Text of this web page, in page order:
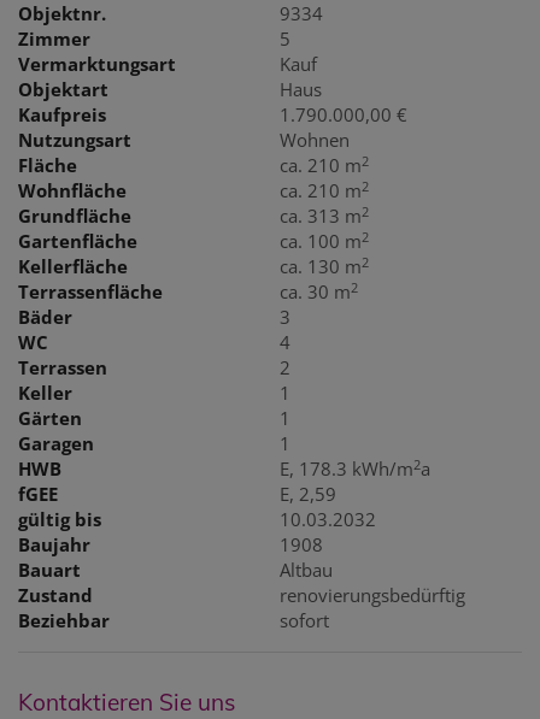
Objektnr.
9334
Zimmer
5
Vermarktungsart
Kauf
Objektart
Haus
Kaufpreis
1.790.000,00 €
Nutzungsart
Wohnen
Fläche
ca. 210 m2
Wohnfläche ca. 210 m2
Grundfläche ca. 313 m2
Gartenfläche ca. 100 m2
Kellerfläche ca. 130 m2
Terrassenfläche ca. 30 m2
Bäder
3
WC
4
Terrassen
2
Keller
1
Gärten
1
Garagen
1
HWB
E, 178.3 kWh/m2a
fGEE
E, 2,59
gültig bis
10.03.2032
Baujahr
1908
Bauart
Altbau
Zustand
renovierungsbedürftig
Beziehbar
sofort
Kontaktieren Sie uns